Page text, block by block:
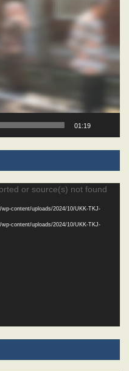
01:19
or source(s) not found
content/uploads/2024/10/UKK-TKJ-
content/uploads/2024/10/UKK-TKJ-